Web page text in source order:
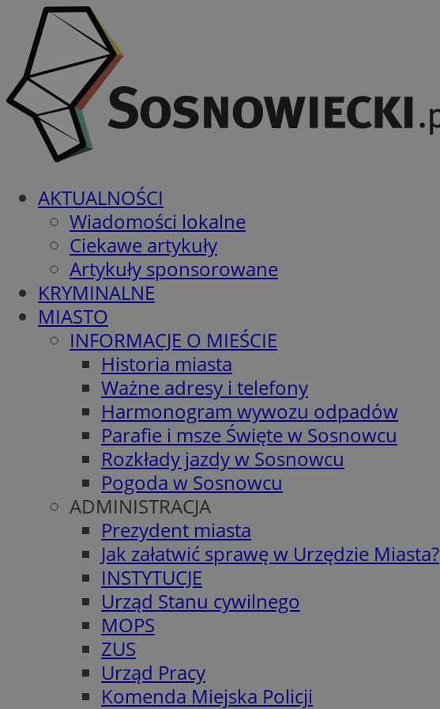
AKTUALNOŚCI
Wiadomości lokalne
Ciekawe artykuły
Artykuły sponsorowane
KRYMINALNE
MIASTO
INFORMACJE O MIEŚCIE
Historia miasta
Ważne adresy i telefony
Harmonogram wywozu odpadów
Parafie i msze Święte w Sosnowcu
Rozkłady jazdy w Sosnowcu
Pogoda w Sosnowcu
ADMINISTRACJA
Prezydent miasta
Jak załatwić sprawę w Urzędzie Miasta?
INSTYTUCJE
Urząd Stanu cywilnego
MOPS
ZUS
Urząd Pracy
Komenda Miejska Policji